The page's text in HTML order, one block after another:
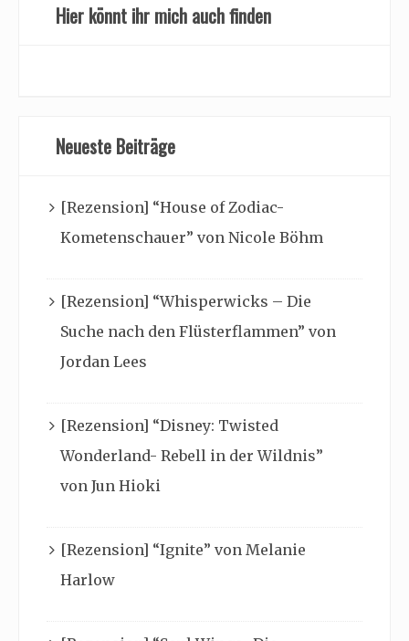
Hier könnt ihr mich auch finden
Neueste Beiträge
[Rezension] “House of Zodiac-
Kometenschauer” von Nicole Böhm
[Rezension] “Whisperwicks – Die
Suche nach den Flüsterflammen” von
Jordan Lees
[Rezension] “Disney: Twisted
Wonderland- Rebell in der Wildnis”
von Jun Hioki
[Rezension] “Ignite” von Melanie
Harlow